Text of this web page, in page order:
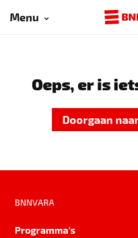
Menu
Oeps, er is
Doorgaan
BNNVARA
Programma's